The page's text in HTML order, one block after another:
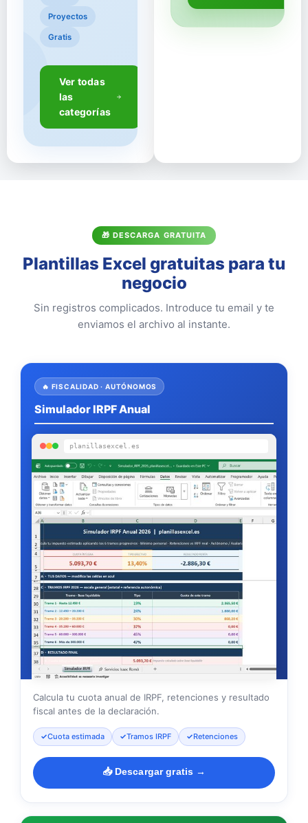
Proyectos
Gratis
Ver todas
las
categorías
📊
🎁 DESCARGA GRATUITA
Plantillas Excel gratuitas para tu
negocio
Sin registros complicados. Introduce tu email y te
enviamos el archivo al instante.
🔥 FISCALIDAD · AUTÓNOMOS
Simulador IRPF Anual
planillasexcel.es
Calcula tu cuota anual de IRPF, retenciones y resultado
fiscal antes de la declaración.
Cuota estimada Tramos IRPF Retenciones
📥 Descargar gratis →